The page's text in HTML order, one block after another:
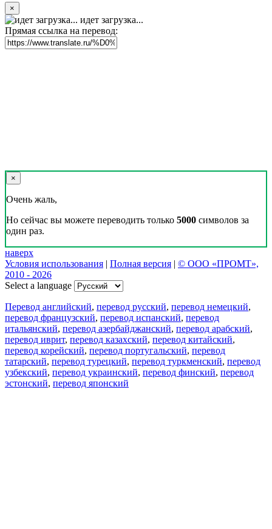
×
идет загрузка...
Прямая ссылка на перевод:
×
Очень жаль,
Но сейчас вы можете переводить только 5000 символов за
один раз.
наверх
Условия использования | Полная версия | © ООО «ПРОМТ»,
2010 - 2026
Select a language
Перевод английский, перевод русский, перевод немецкий,
перевод французский, перевод испанский, перевод
итальянский, перевод азербайджанский, перевод арабский,
перевод иврит, перевод казахский, перевод китайский,
перевод корейский, перевод португальский, перевод
татарский, перевод турецкий, перевод туркменский, перевод
узбекский, перевод украинский, перевод финский, перевод
эстонский, перевод японский